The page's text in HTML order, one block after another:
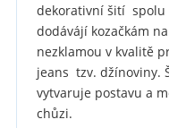
dekorativní šití spolu
dodávájí kozačkám
nezklamou v kvalitě
jeans tzv. džínoviny.
vytvaruje postavu a
chůzi.